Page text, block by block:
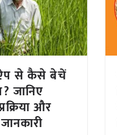
ऐप से कैसे बेचें
जानिए
और